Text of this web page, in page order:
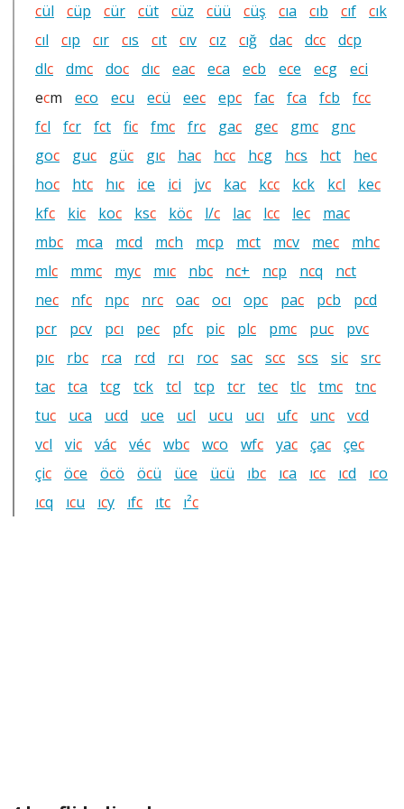
cül cüp cür cüt cüz cüü cüş cıa cıb cıf cık
cıl cıp cır cıs cıt cıv cız cığ dac dcc dcp
dlc dmc doc dıc eac eca ecb ece ecg eci
ecm eco ecu ecü eec epc fac fca fcb fcc
fcl fcr fct fic fmc frc gac gec gmc gnc
goc guc güc gıc hac hcc hcg hcs hct hec
hoc htc hıc ice ici jvc kac kcc kck kcl kec
kfc kic koc ksc köc l/c lac lcc lec mac
mbc mca mcd mch mcp mct mcv mec mhc
mlc mmc myc mıc nbc nc+ ncp ncq nct
nec nfc npc nrc oac ocı opc pac pcb pcd
pcr pcv pcı pec pfc pic plc pmc puc pvc
pıc rbc rca rcd rcı roc sac scc scs sic src
tac tca tcg tck tcl tcp tcr tec tlc tmc tnc
tuc uca ucd uce ucl ucu ucı ufc unc vcd
vcl vic vác véc wbc wco wfc yac çac çec
çic öce öcö öcü üce ücü ıbc ıca ıcc ıcd ıco
ıcq ıcu ıcy ıfc ıtc ı²c